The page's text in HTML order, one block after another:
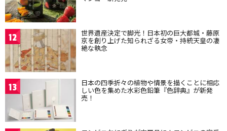
12 世界遺産決定で脚光！日本初の巨大都城・藤原
京を創り上げた知られざる女帝・持統天皇の凄
絶な執念
13 日本の四季折々の植物や情景を描くことに相応
しい色を集めた水彩色鉛筆『色辞典』が新発
売！